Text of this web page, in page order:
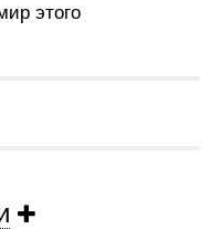
этого